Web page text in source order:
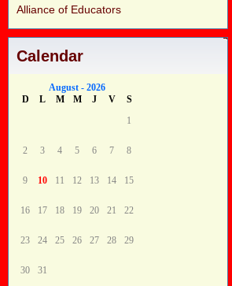
Alliance of Educators
Calendar
August - 2026
D
L M M J V
S
1
2 3 4 5 6 7 8
9 10 11 12 13 14 15
16 17 18 19 20 21 22
23 24 25 26 27 28 29
30 31